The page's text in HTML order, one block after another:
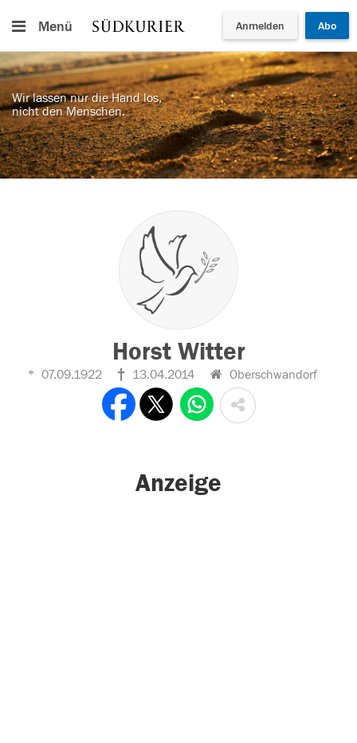
Menü Anmelden Abo
Wir lassen nur die Hand los,
nicht den Menschen.
Horst Witter
07.09.1922 13.04.2014 Oberschwandorf
Anzeige